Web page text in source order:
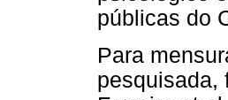
públicas do
Para
pesquisada,